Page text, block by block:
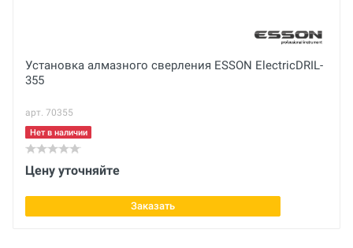
Посадочное отверстие
1.1/4 дюйм
Количество сегментов
13 шт
Высота сегмента
Установка алмазного сверления ESSON ElectricDRIL-
355
арт. 70355
Нет в наличии
Цену уточняйте
Заказать